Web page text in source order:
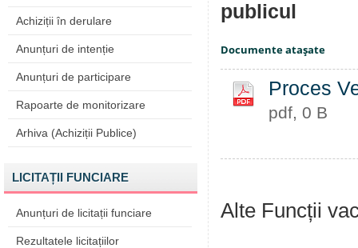
Achiziții în derulare
Anunțuri de intenție
Anunțuri de participare
Rapoarte de monitorizare
Arhiva (Achiziții Publice)
LICITAȚII FUNCIARE
Anunțuri de licitații funciare
Rezultatele licitațiilor
publicul
Documente ataşate
Proces
pdf, 0 B
Alte Funcții